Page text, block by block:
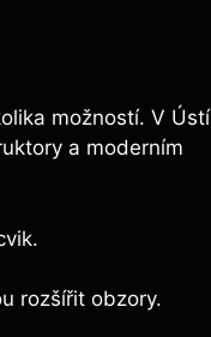
možností. V Ústí
a moderním
rozšířit obzory.